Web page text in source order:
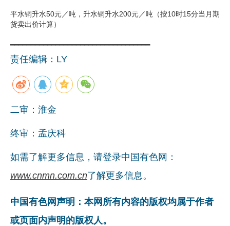
平水铜升水50元／吨，升水铜升水200元／吨（按10时15分当月期
货卖出价计算）
━━━━━━━━━━━━━━━━━━━━━━━━━━━━━━━━━━
责任编辑：LY
二审：淮金
终审：孟庆科
如需了解更多信息，请登录中国有色网：
www.cnmn.com.cn了解更多信息。
中国有色网声明：本网所有内容的版权均属于作者
或页面内声明的版权人。